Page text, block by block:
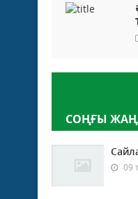
СОҢҒЫ
09